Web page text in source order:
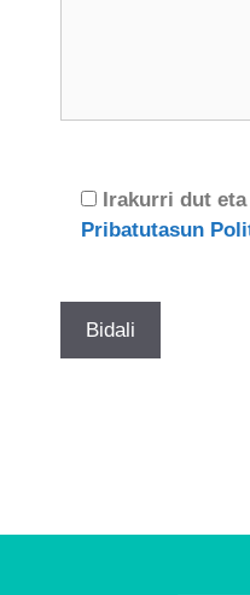
Irakurri dut
Pribatutasun